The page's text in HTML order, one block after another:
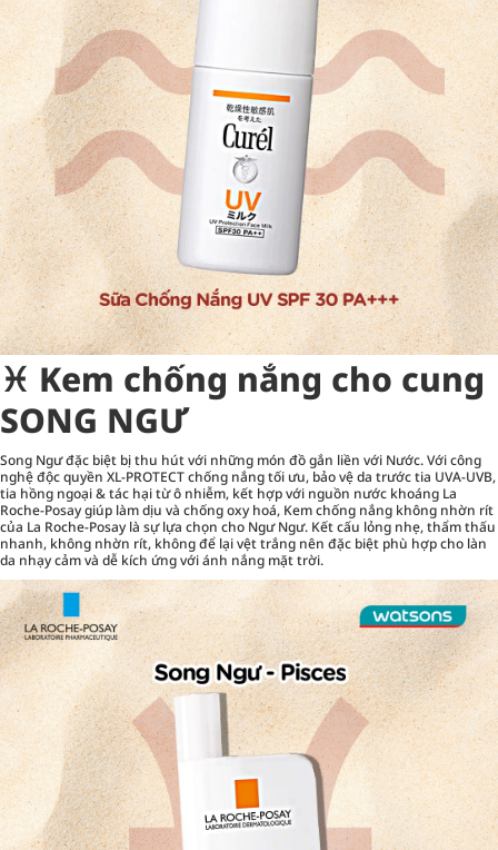
♓︎ Kem chống nắng cho cung
SONG NGƯ
Song Ngư đặc biệt bị thu hút với những món đồ gắn liền với Nước. Với công
nghệ độc quyền XL-PROTECT chống nắng tối ưu, bảo vệ da trước tia UVA-UVB,
tia hồng ngoại & tác hại từ ô nhiễm, kết hợp với nguồn nước khoáng La
Roche-Posay giúp làm dịu và chống oxy hoá, Kem chống nắng không nhờn rít
của La Roche-Posay là sự lựa chọn cho Ngư Ngư. Kết cấu lỏng nhẹ, thẩm thấu
nhanh, không nhờn rít, không để lại vệt trắng nên đặc biệt phù hợp cho làn
da nhạy cảm và dễ kích ứng với ánh nắng mặt trời.